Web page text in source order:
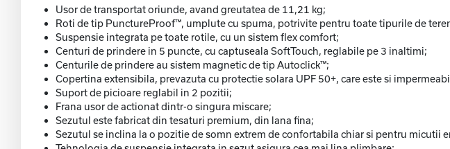
Usor de transportat oriunde, avand greutatea de 11,21 kg;
Roti de tip PunctureProof™, umplute cu spuma, potrivite pentru toate tipurile de
Suspensie integrata pe toate rotile, cu un sistem flex comfort;
Centuri de prindere in 5 puncte, cu captuseala SoftTouch, reglabile pe 3 inaltimi;
Centurile de prindere au sistem magnetic de tip Autoclick™;
Copertina extensibila, prevazuta cu protectie solara UPF 50+, care este si
Suport de picioare reglabil in 2 pozitii;
Frana usor de actionat dintr-o singura miscare;
Sezutul este fabricat din tesaturi premium, din lana fina;
Sezutul se inclina la o pozitie de somn extrem de confortabila chiar si pentru micutii